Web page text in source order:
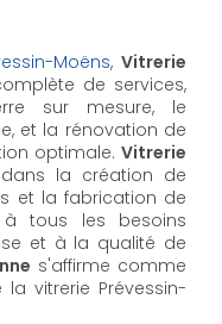
Moëns,Vitrerie
de services,
sur mesure, le
et la rénovation de
optimale. Vitrerie
la création de
et la fabrication de
tous les besoins
et à la qualité de
s'affirme comme
vitrerie Prévessin-